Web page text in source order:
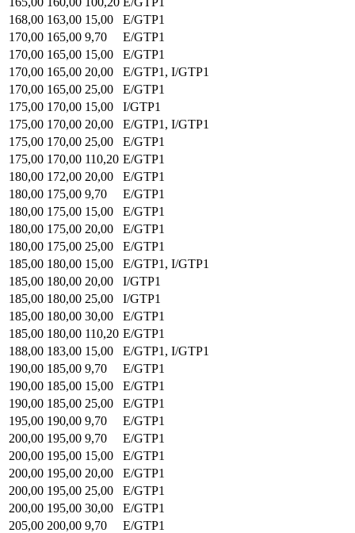
168,00 163,00 15,00
E/GTP1
170,00 165,00 9,70
E/GTP1
170,00 165,00 15,00
E/GTP1
170,00 165,00 20,00
E/GTP1, I/GTP1
170,00 165,00 25,00
E/GTP1
175,00 170,00 15,00
I/GTP1
175,00 170,00 20,00
E/GTP1, I/GTP1
175,00 170,00 25,00
E/GTP1
175,00 170,00 110,20 E/GTP1
180,00 172,00 20,00
E/GTP1
180,00 175,00 9,70
E/GTP1
180,00 175,00 15,00
E/GTP1
180,00 175,00 20,00
E/GTP1
180,00 175,00 25,00
E/GTP1
185,00 180,00 15,00
E/GTP1, I/GTP1
185,00 180,00 20,00
I/GTP1
185,00 180,00 25,00
I/GTP1
185,00 180,00 30,00
E/GTP1
185,00 180,00 110,20 E/GTP1
188,00 183,00 15,00
E/GTP1, I/GTP1
190,00 185,00 9,70
E/GTP1
190,00 185,00 15,00
E/GTP1
190,00 185,00 25,00
E/GTP1
195,00 190,00 9,70
E/GTP1
200,00 195,00 9,70
E/GTP1
200,00 195,00 15,00
E/GTP1
200,00 195,00 20,00
E/GTP1
200,00 195,00 25,00
E/GTP1
200,00 195,00 30,00
E/GTP1
205,00 200,00 9,70
E/GTP1